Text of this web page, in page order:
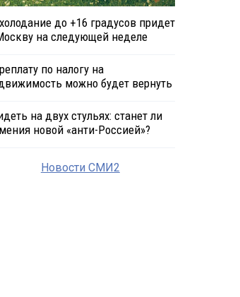
до +16 градусов придет
на следующей неделе
по налогу на
можно будет вернуть
на двух стульях: станет ли
новой «анти-Россией»?
Новости СМИ2